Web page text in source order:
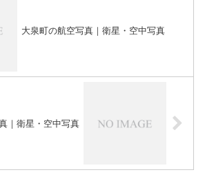
大泉町の航空写真｜衛星・空中写真
｜衛星・空中写真